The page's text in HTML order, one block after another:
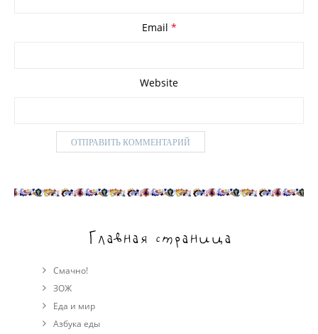
Email *
Website
Главная страница
Смачно!
ЗОЖ
Еда и мир
Азбука еды